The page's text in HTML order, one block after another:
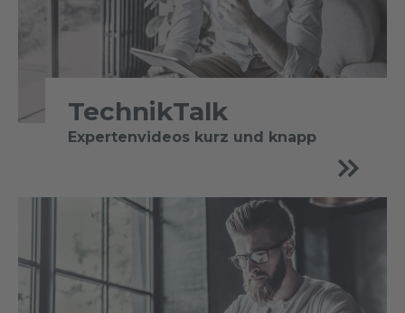
TechnikTalk
Expertenvideos kurz und knapp